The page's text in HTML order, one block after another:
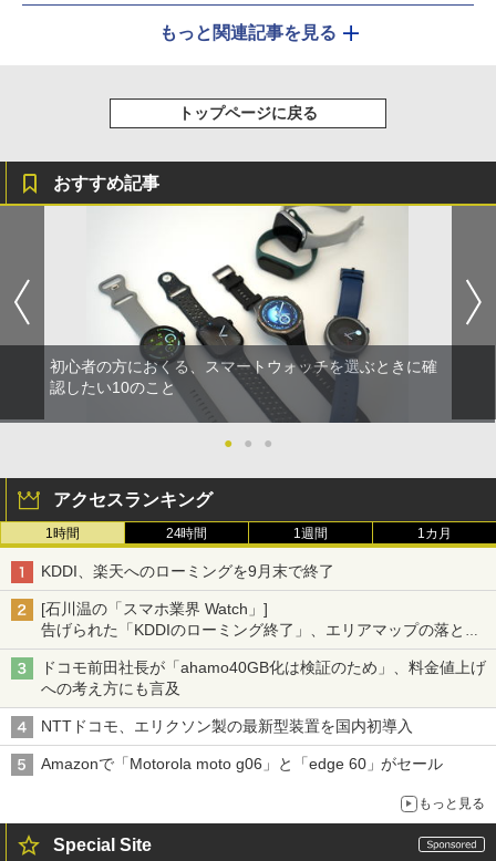
もっと関連記事を見る
トップページに戻る
おすすめ記事
初心者の方におくる、スマートウォッチを選ぶときに確
認したい10のこと
● ● ●
アクセスランキング
1時間 24時間 1週間 1カ月
KDDI、楽天へのローミングを9月末で終了
[石川温の「スマホ業界 Watch」]
告げられた「KDDIのローミング終了」、エリアマップの落とし
穴と楽天モバイルの課題
ドコモ前田社長が「ahamo40GB化は検証のため」、料金値上げ
への考え方にも言及
NTTドコモ、エリクソン製の最新型装置を国内初導入
Amazonで「Motorola moto g06」と「edge 60」がセール
もっと見る
Special Site